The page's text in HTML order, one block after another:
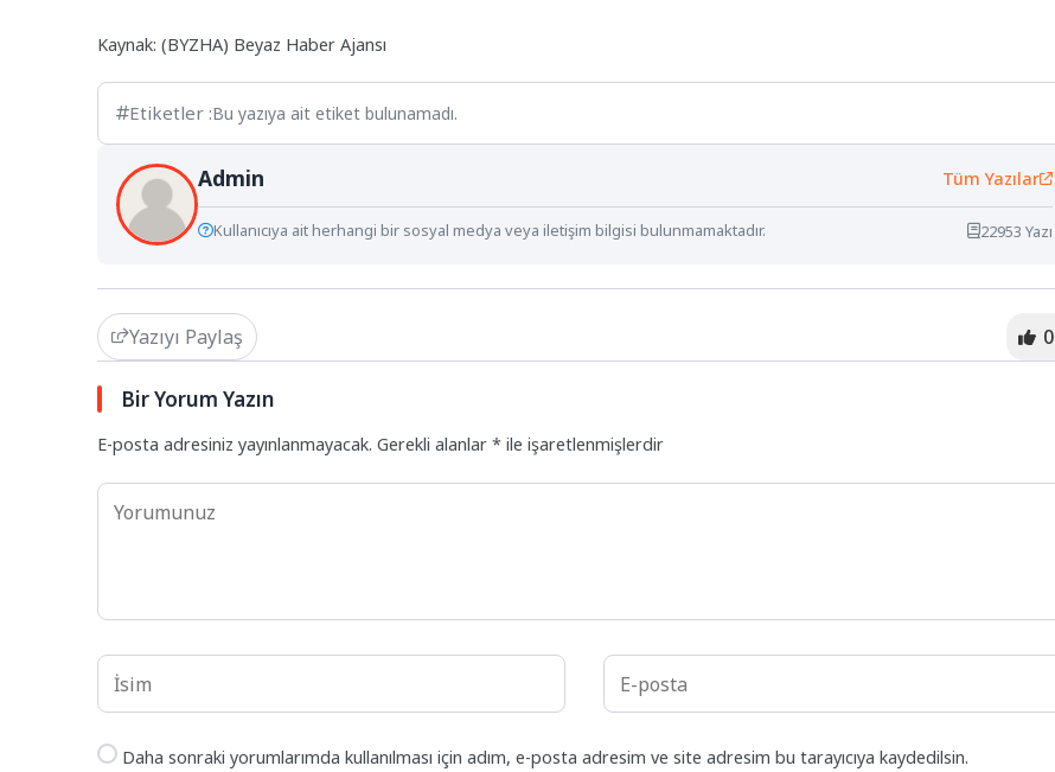
Kaynak: (BYZHA) Beyaz Haber Ajansı
Etiketler :Bu yazıya ait etiket bulunamadı.
Admin Tüm Yazılar
Kullanıcıya ait herhangi bir sosyal medya veya iletişim bilgisi bulunmamaktadır. 22953 Yazı
Yazıyı Paylaş 0
Bir Yorum Yazın
E-posta adresiniz yayınlanmayacak. Gerekli alanlar * ile işaretlenmişlerdir
Daha sonraki yorumlarımda kullanılması için adım, e-posta adresim ve site adresim bu tarayıcıya kaydedilsin.